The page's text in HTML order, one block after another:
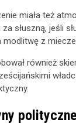
miała też
za słuszną, jeśli
modlitwę z
również